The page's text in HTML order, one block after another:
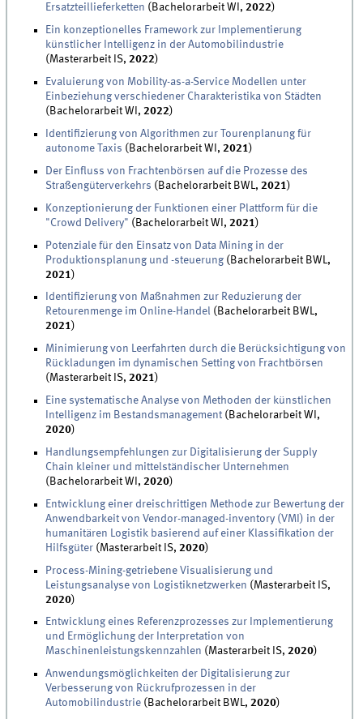
Ersatzteillieferketten (Bachelorarbeit WI,2022)
Ein konzeptionelles Framework zur Implementierung
künstlicher Intelligenz in der Automobilindustrie
(Masterarbeit IS,2022)
Evaluierung von Mobility-as-a-Service Modellen unter
Einbeziehung verschiedener Charakteristika von Städten
(Bachelorarbeit WI,2022)
Identifizierung von Algorithmen zur Tourenplanung für
autonome Taxis (Bachelorarbeit WI,2021)
Der Einfluss von Frachtenbörsen auf die Prozesse des
Straßengüterverkehrs (Bachelorarbeit BWL,2021)
Konzeptionierung der Funktionen einer Plattform für die
"Crowd Delivery" (Bachelorarbeit WI,2021)
Potenziale für den Einsatz von Data Mining in der
Produktionsplanung und -steuerung (Bachelorarbeit BWL,
2021)
Identifizierung von Maßnahmen zur Reduzierung der
Retourenmenge im Online-Handel (Bachelorarbeit BWL,
2021)
Minimierung von Leerfahrten durch die Berücksichtigung von
Rückladungen im dynamischen Setting von Frachtbörsen
(Masterarbeit IS,2021)
Eine systematische Analyse von Methoden der künstlichen
Intelligenz im Bestandsmanagement (Bachelorarbeit WI,
2020)
Handlungsempfehlungen zur Digitalisierung der Supply
Chain kleiner und mittelständischer Unternehmen
(Bachelorarbeit WI,2020)
Entwicklung einer dreischrittigen Methode zur Bewertung der
Anwendbarkeit von Vendor-managed-inventory (VMI) in der
humanitären Logistik basierend auf einer Klassifikation der
Hilfsgüter (Masterarbeit IS,2020)
Process-Mining-getriebene Visualisierung und
Leistungsanalyse von Logistiknetzwerken (Masterarbeit IS,
2020)
Entwicklung eines Referenzprozesses zur Implementierung
und Ermöglichung der Interpretation von
Maschinenleistungskennzahlen (Masterarbeit IS,2020)
Anwendungsmöglichkeiten der Digitalisierung zur
Verbesserung von Rückrufprozessen in der
Automobilindustrie (Bachelorarbeit BWL,2020)